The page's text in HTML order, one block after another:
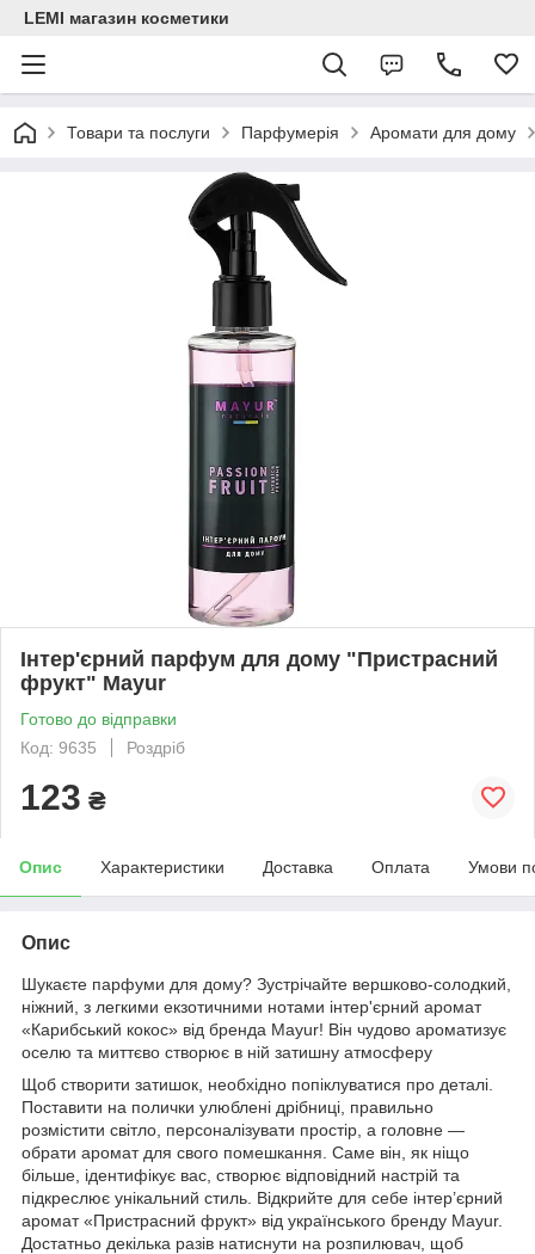
LEMI магазин косметики
Товари та послуги Парфумерія Аромати для дому
Інтер'єрний парфум для дому "Пристрасний
фрукт" Mayur
Готово до відправки
Код: 9635
Роздріб
123 ₴
Опис Характеристики Доставка Оплата Умови
Опис
Шукаєте парфуми для дому? Зустрічайте вершково-солодкий,
ніжний, з легкими екзотичними нотами інтер'єрний аромат
«Карибський кокос» від бренда Mayur! Він чудово ароматизує
оселю та миттєво створює в ній затишну атмосферу
Щоб створити затишок, необхідно попіклуватися про деталі.
Поставити на полички улюблені дрібниці, правильно
розмістити світло, персоналізувати простір, а головне —
обрати аромат для свого помешкання. Саме він, як ніщо
більше, ідентифікує вас, створює відповідний настрій та
підкреслює унікальний стиль. Відкрийте для себе інтер’єрний
аромат «Пристрасний фрукт» від українського бренду Mayur.
Достатньо декілька разів натиснути на розпилювач, щоб